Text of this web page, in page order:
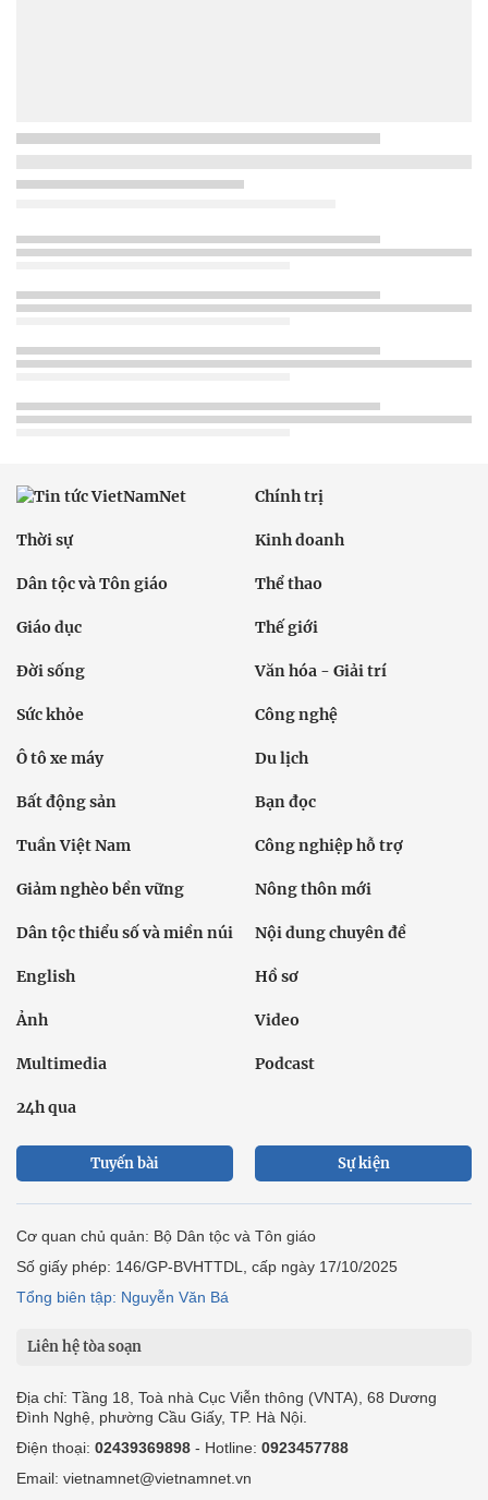
Chính trị
Thời sự Kinh doanh
Dân tộc và Tôn giáo Thể thao
Giáo dục Thế giới
Đời sống Văn hóa - Giải trí
Sức khỏe Công nghệ
Ô tô xe máy Du lịch
Bất động sản Bạn đọc
Tuần Việt Nam Công nghiệp hỗ trợ
Giảm nghèo bền vững Nông thôn mới
Dân tộc thiểu số và miền núi Nội dung chuyên đề
English Hồ sơ
Ảnh Video
Multimedia Podcast
24h qua
Tuyến bài Sự kiện
Cơ quan chủ quản: Bộ Dân tộc và Tôn giáo
Số giấy phép: 146/GP-BVHTTDL, cấp ngày 17/10/2025
Tổng biên tập: Nguyễn Văn Bá
Liên hệ tòa soạn
Địa chỉ: Tầng 18, Toà nhà Cục Viễn thông (VNTA), 68 Dương
Đình Nghệ, phường Cầu Giấy, TP. Hà Nội.
Điện thoại: 02439369898 - Hotline: 0923457788
Email: vietnamnet@vietnamnet.vn